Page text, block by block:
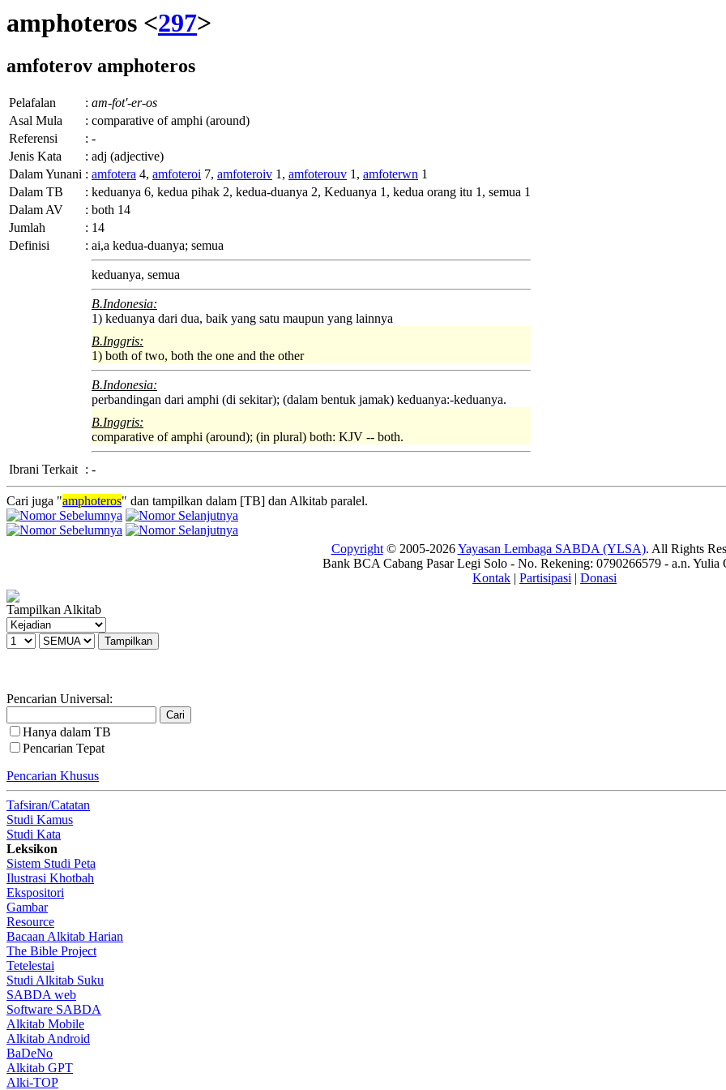
amphoteros <297>
amfoterov amphoteros
Pelafalan : am-fot'-er-os
Asal Mula
: comparative of amphi (around)
Referensi
: -
Jenis Kata
: adj (adjective)
Dalam Yunani : amfotera 4, amfoteroi 7, amfoteroiv 1, amfoterouv 1, amfoterwn 1
Dalam TB
: keduanya 6, kedua pihak 2, kedua-duanya 2, Keduanya 1, kedua orang itu 1, semua 1
Dalam AV
: both 14
Jumlah
: 14
Definisi
: ai,a kedua-duanya; semua
keduanya, semua
B.Indonesia:
1) keduanya dari dua, baik yang satu maupun yang lainnya
B.Inggris:
1) both of two, both the one and the other
B.Indonesia:
perbandingan dari amphi (di sekitar); (dalam bentuk jamak) keduanya:-keduanya.
B.Inggris:
comparative of amphi (around); (in plural) both: KJV -- both.
Ibrani Terkait : -
Cari juga "amphoteros" dan tampilkan dalam [TB] dan Alkitab paralel.
Copyright© 2005-2026Yayasan Lembaga SABDA (YLSA). All Rights
Bank BCA Cabang Pasar Legi Solo - No. Rekening: 0790266579 - a.n. Yulia
Kontak | Partisipasi | Donasi
Tampilkan Alkitab
Pencarian Universal:
Hanya dalam TB
Pencarian Tepat
Pencarian Khusus
Tafsiran/Catatan
Studi Kamus
Studi Kata
Leksikon
Sistem Studi Peta
Ilustrasi Khotbah
Ekspositori
Gambar
Resource
Bacaan Alkitab Harian
The Bible Project
Tetelestai
Studi Alkitab Suku
SABDA web
Software SABDA
Alkitab Mobile
Alkitab Android
BaDeNo
Alkitab GPT
Alki-TOP